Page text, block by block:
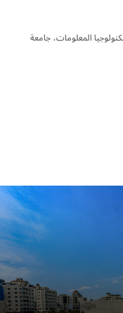
المعلومات، جامعة